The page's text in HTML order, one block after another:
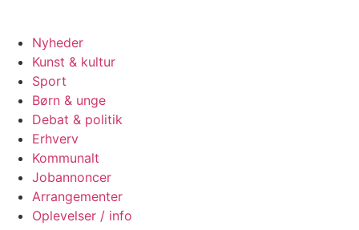
Nyheder
Kunst & kultur
Sport
Børn & unge
Debat & politik
Erhverv
Kommunalt
Jobannoncer
Arrangementer
Oplevelser / info